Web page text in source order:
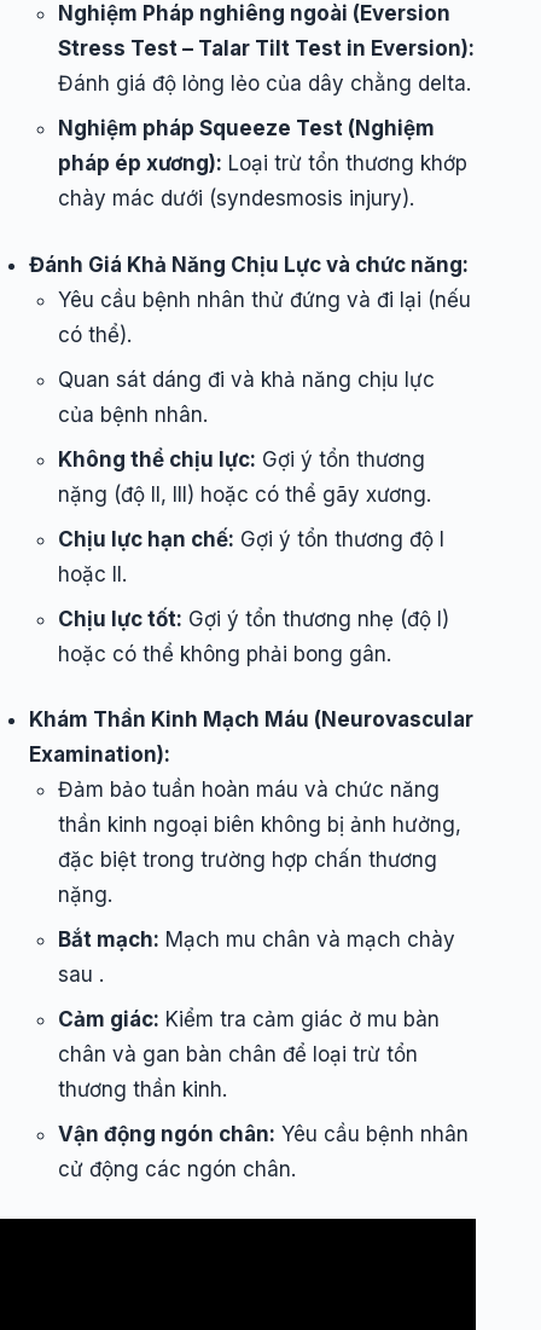
Nghiệm Pháp nghiêng ngoài (Eversion
Stress Test – Talar Tilt Test in Eversion):
Đánh giá độ lỏng lẻo của dây chằng delta.
Nghiệm pháp Squeeze Test (Nghiệm
pháp ép xương): Loại trừ tổn thương khớp
chày mác dưới (syndesmosis injury).
Đánh Giá Khả Năng Chịu Lực và chức năng:
Yêu cầu bệnh nhân thử đứng và đi lại (nếu
có thể).
Quan sát dáng đi và khả năng chịu lực
của bệnh nhân.
Không thể chịu lực: Gợi ý tổn thương
nặng (độ II, III) hoặc có thể gãy xương.
Chịu lực hạn chế: Gợi ý tổn thương độ I
hoặc II.
Chịu lực tốt: Gợi ý tổn thương nhẹ (độ I)
hoặc có thể không phải bong gân.
Khám Thần Kinh Mạch Máu (Neurovascular
Examination):
Đảm bảo tuần hoàn máu và chức năng
thần kinh ngoại biên không bị ảnh hưởng,
đặc biệt trong trường hợp chấn thương
nặng.
Bắt mạch: Mạch mu chân và mạch chày
sau .
Cảm giác: Kiểm tra cảm giác ở mu bàn
chân và gan bàn chân để loại trừ tổn
thương thần kinh.
Vận động ngón chân: Yêu cầu bệnh nhân
cử động các ngón chân.